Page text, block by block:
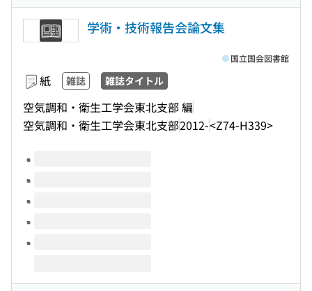
学術・技術報告会論文集
紙 雑誌 雑誌タイトル
空気調和・衛生工学会東北支部 編
空気調和・衛生工学会東北支部2012-<Z74-H339>
国立国会図書館
このタイトルの巻号